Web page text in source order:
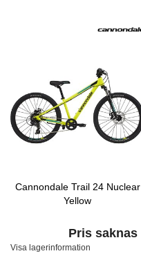
Cannondale Trail 24 Nuclear
Yellow
Pris saknas
Visa lagerinformation